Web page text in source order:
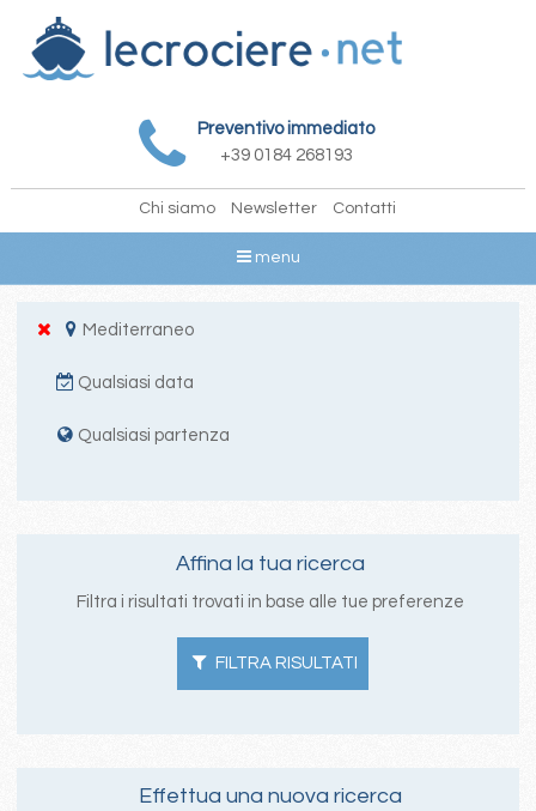
Preventivo immediato
+39 0184 268193
Chi siamo Newsletter Contatti
menu
Mediterraneo
Qualsiasi data
Qualsiasi partenza
Affina la tua ricerca
Filtra i risultati trovati in base alle tue preferenze
FILTRA RISULTATI
Effettua una nuova ricerca